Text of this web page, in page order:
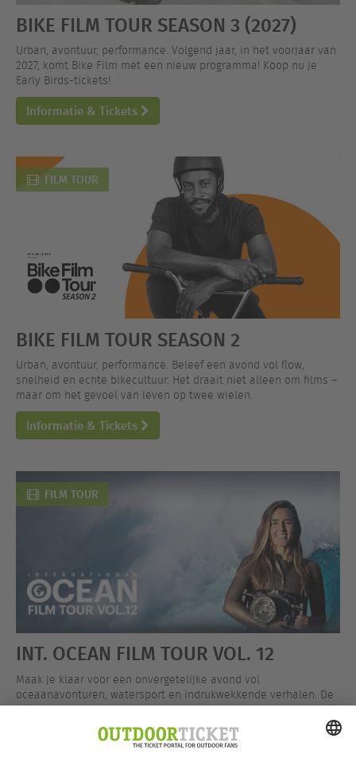
BIKE FILM TOUR SEASON 3 (2027)
Urban, avontuur, performance. Volgend jaar, in het voorjaar van
2027, komt Bike Film met een nieuw programma! Koop nu je
Early Birds-tickets!
Informatie & Tickets
FILM TOUR
BIKE FILM TOUR SEASON 2
Urban, avontuur, performance. Beleef een avond vol flow,
snelheid en echte bikecultuur. Het draait niet alleen om films –
maar om het gevoel van leven op twee wielen.
Informatie & Tickets
FILM TOUR
INT. OCEAN FILM TOUR VOL. 12
Maak je klaar voor een onvergetelijke avond vol
oceaanavonturen, watersport en indrukwekkende verhalen. De
International Ocean Film Tour Vol. 12 is nu op tour en brengt je
dichter bij de oceaan.